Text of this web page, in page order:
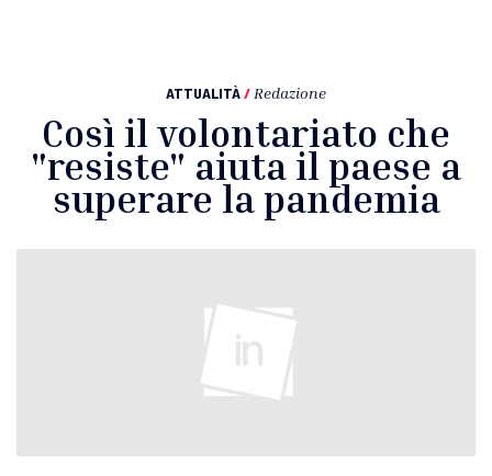
ATTUALITÀ/ Redazione
Così il volontariato che
"resiste" aiuta il paese a
superare la pandemia